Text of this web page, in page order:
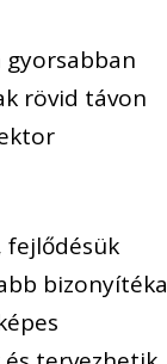
gyorsabban
rövid távon
fejlődésük
bizonyítéka